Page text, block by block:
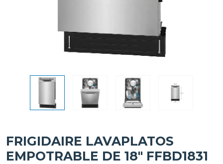
FRIGIDAIRE LAVAPLATOS
EMPOTRABLE DE 18" FFBD1831